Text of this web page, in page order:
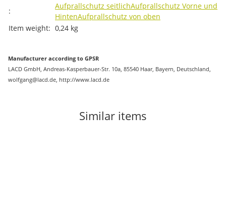
:
Aufprallschutz seitlichAufprallschutz Vorne und
HintenAufprallschutz von oben
Item weight: 0,24 kg
Manufacturer according to GPSR
LACD GmbH, Andreas-Kasperbauer-Str. 10a, 85540 Haar, Bayern, Deutschland,
wolfgang@lacd.de, http://www.lacd.de
Similar items